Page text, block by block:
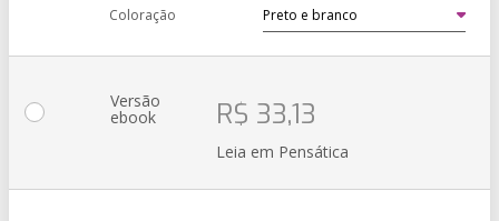
Coloração
Versão
ebook R$ 33,13
Leia em Pensática